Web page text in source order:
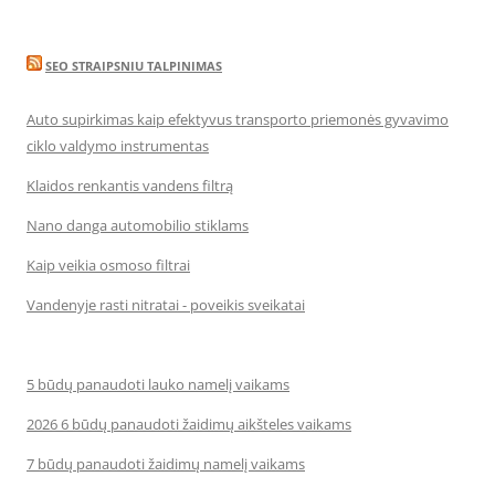
SEO STRAIPSNIU TALPINIMAS
Auto supirkimas kaip efektyvus transporto priemonės gyvavimo
ciklo valdymo instrumentas
Klaidos renkantis vandens filtrą
Nano danga automobilio stiklams
Kaip veikia osmoso filtrai
Vandenyje rasti nitratai - poveikis sveikatai
5 būdų panaudoti lauko namelį vaikams
2026 6 būdų panaudoti žaidimų aikšteles vaikams
7 būdų panaudoti žaidimų namelį vaikams